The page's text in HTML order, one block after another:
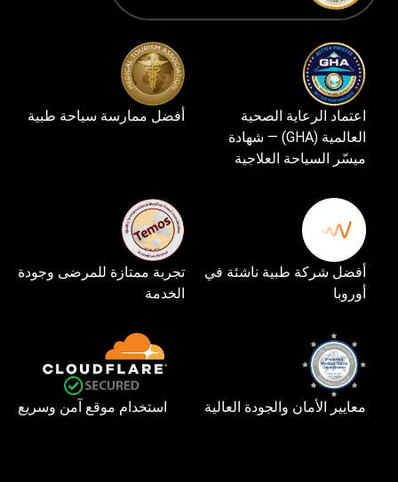
اعتماد الرعاية الصحية
العالمية (GHA) — شهادة
ميسّر السياحة العلاجية
أفضل ممارسة سياحة طبية
أفضل شركة طبية ناشئة في
أوروبا
تجربة ممتازة للمرضى وجودة
الخدمة
معايير الأمان والجودة العالية استخدام موقع آمن وسريع